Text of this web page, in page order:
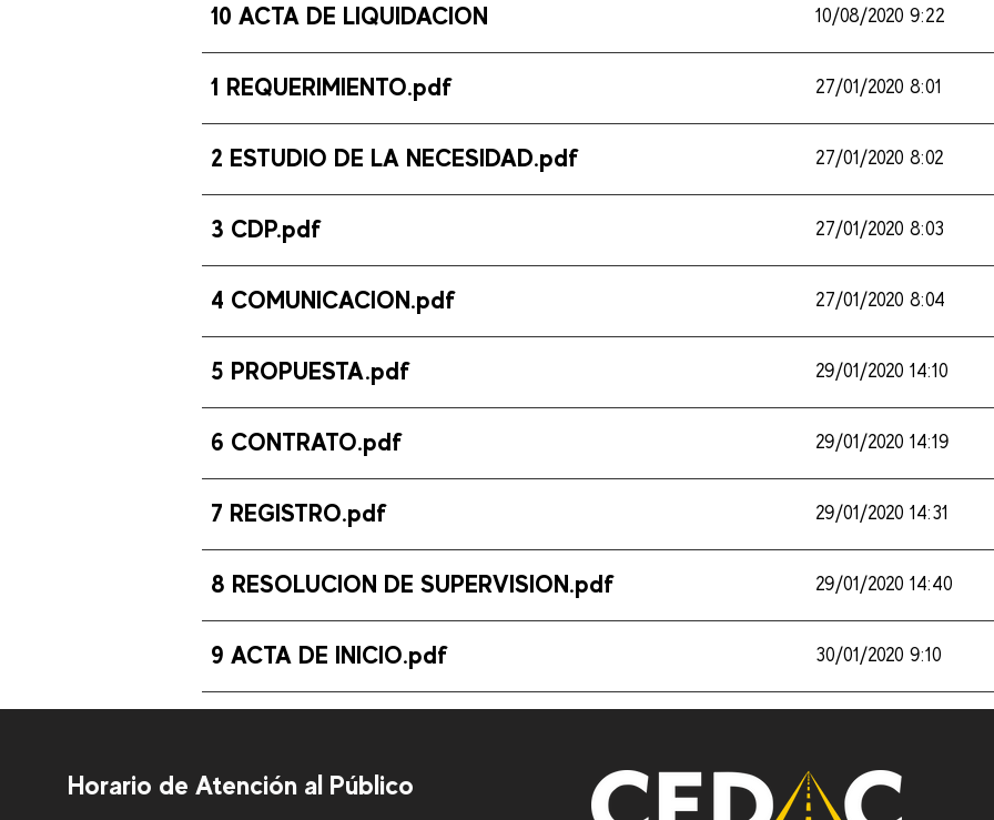
10 ACTA DE LIQUIDACION 10/08/2020 9:22
1 REQUERIMIENTO.pdf 27/01/2020 8:01
2 ESTUDIO DE LA NECESIDAD.pdf 27/01/2020 8:02
3 CDP.pdf 27/01/2020 8:03
4 COMUNICACION.pdf 27/01/2020 8:04
5 PROPUESTA.pdf 29/01/2020 14:10
6 CONTRATO.pdf 29/01/2020 14:19
7 REGISTRO.pdf 29/01/2020 14:31
8 RESOLUCION DE SUPERVISION.pdf 29/01/2020 14:40
9 ACTA DE INICIO.pdf 30/01/2020 9:10
Horario de Atención al Público